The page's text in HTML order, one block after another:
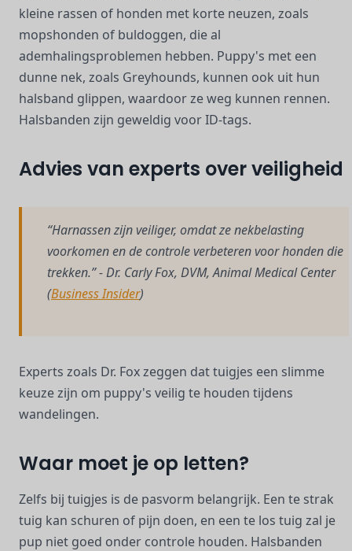
kleine rassen of honden met korte neuzen, zoals
mopshonden of buldoggen, die al
ademhalingsproblemen hebben. Puppy's met een
dunne nek, zoals Greyhounds, kunnen ook uit hun
halsband glippen, waardoor ze weg kunnen rennen.
Halsbanden zijn geweldig voor ID-tags.
Advies van experts over veiligheid
“Harnassen zijn veiliger, omdat ze nekbelasting
voorkomen en de controle verbeteren voor honden die
trekken.” - Dr. Carly Fox, DVM, Animal Medical Center
(Business Insider)
Experts zoals Dr. Fox zeggen dat tuigjes een slimme
keuze zijn om puppy's veilig te houden tijdens
wandelingen.
Waar moet je op letten?
Zelfs bij tuigjes is de pasvorm belangrijk. Een te strak
tuig kan schuren of pijn doen, en een te los tuig zal je
pup niet goed onder controle houden. Halsbanden